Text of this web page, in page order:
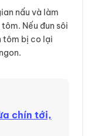
nấu và làm
Nếu đun sôi
tôm bị co lại
chín tới,